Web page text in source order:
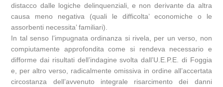
distacco dalle logiche delinquenziali, e non derivante da altra
causa meno negativa (quali le difficolta’ economiche o le
assorbenti necessita’ familiari).
In tal senso l’impugnata ordinanza si rivela, per un verso, non
compiutamente approfondita come si rendeva necessario e
difforme dai risultati dell’indagine svolta dall’U.E.P.E. di Foggia
e, per altro verso, radicalmente omissiva in ordine all’accertata
circostanza dell’avvenuto integrale risarcimento dei danni